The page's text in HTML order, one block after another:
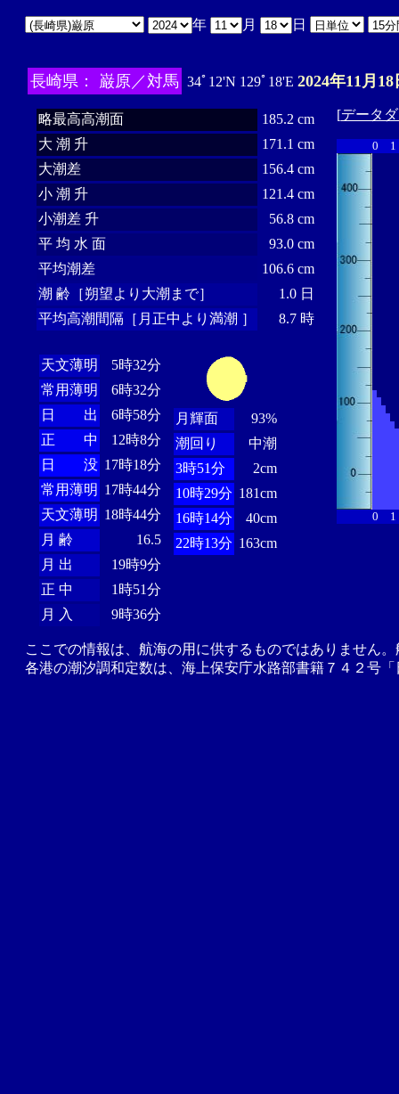
年 月 日
長崎県： 巌原／対馬 34ﾟ12'N 129ﾟ18'E 2024年11月
略最高高潮面
185.2 cm
大 潮 升
171.1 cm
大潮差
156.4 cm
小 潮 升
121.4 cm
小潮差 升
56.8 cm
平 均 水 面
93.0 cm
平均潮差
106.6 cm
潮 齢［朔望より大潮まで］
1.0 日
平均高潮間隔［月正中より満潮 ］
8.7 時
天文薄明
5時32分
常用薄明
6時32分
日 出
6時58分
正 中
12時8分
日 没 17時18分
常用薄明 17時44分
天文薄明 18時44分
月 齢
16.5
月 出
19時9分
正 中
1時51分
月 入
9時36分
月輝面
93%
潮回り
中潮
3時51分
2cm
10時29分 181cm
16時14分
40cm
22時13分 163cm
[データ
0 1
0 1
ここでの情報は、航海の用に供するものではありません
各港の潮汐調和定数は、海上保安庁水路部書籍７４２号